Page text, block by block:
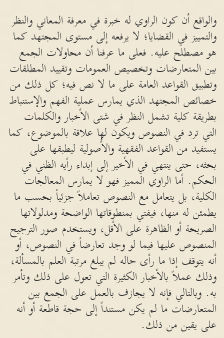
والواقع أن كون الراوي له خبرة في معرفة المعاني والنظر
والتمييز في القضايا؛ لا يرفعه إلى مستوى المجتهد كما
هو مصطلح عليه. فعلى ما عرفنا أن محاولات الجمع
بين المتعارضات وتخصيص العمومات وتقييد المطلقات
وتطبيق القواعد العامة على ما لا نص فيه؛ كل ذلك من
خصائص المجتهد الذي يمارس عملية الفهم والإستنباط
بطريقة كلية تشمل النظر في شتى الأخبار والكلمات
التي ترد في النصوص ويكون لها علاقة بالموضوع، كما
يستفيد من القواعد الفقهية والأُصولية ليطبقها على
بحثه، حتى ينتهي في الأخير إلى إبداء رأيه الظني في
الحكم. أما الراوي المميز فهو لا يمارس المعالجات
الكلية، بل يتعامل مع النصوص تعاملاً جزئياً بحسب ما
يطمئن له منها، فيفتي بمنطوقاتها الواضحة ومدلولاتها
الصريحة أو الظاهرة على الأقل، ويستخدم صور الترجيح
المنصوص عليها فيما لو وجد تعارضاً في النصوص، أو
أنه يتوقف إذا ما رأى حاله لم يبلغ مرتبة العلم بالمسألة،
وذلك عملاً بالأخبار الكثيرة التي تعول على ذلك وتأمر
به. وبالتالي فإنه لا يجازف بالعمل على الجمع بين
المتعارضات ما لم يكن مستنداً إلى حجة قاطعة أو أنه
على يقين من ذلك.